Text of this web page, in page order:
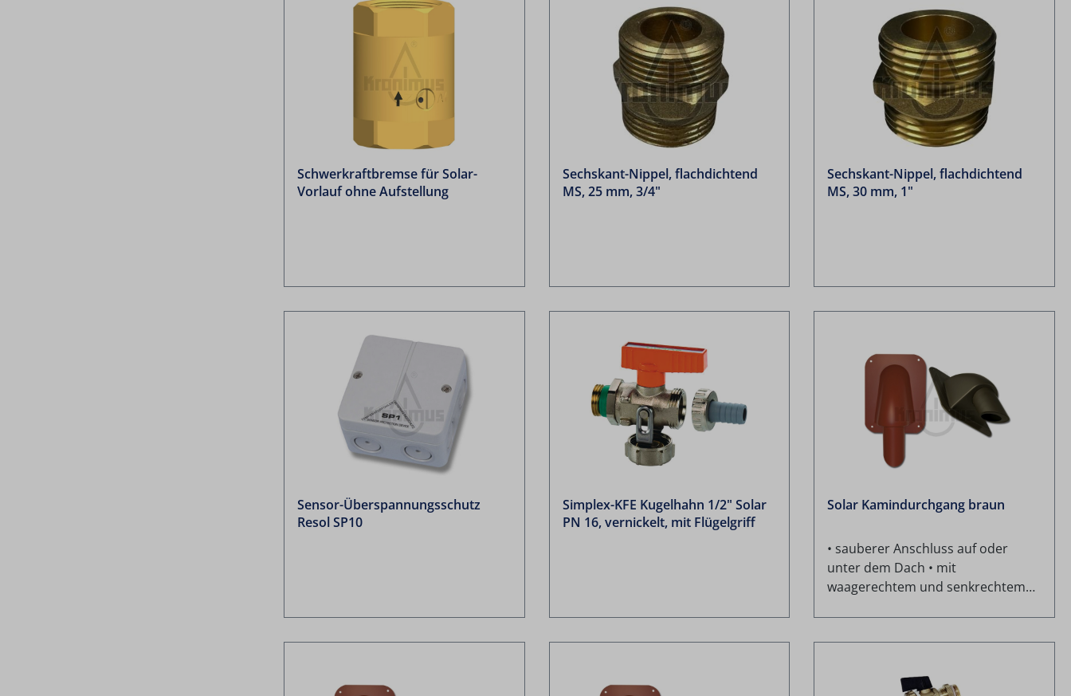
Schwerkraftbremse für Solar-
Vorlauf ohne Aufstellung
Sechskant-Nippel, flachdichtend
MS, 25 mm, 3/4"
Sechskant-Nippel, flachdichtend
MS, 30 mm, 1"
Sensor-Überspannungsschutz
Resol SP10
Simplex-KFE Kugelhahn 1/2" Solar
PN 16, vernickelt, mit Flügelgriff
Solar Kamindurchgang braun
• sauberer Anschluss auf oder
unter dem Dach • mit
waagerechtem und senkrechtem
witterungsbeständig